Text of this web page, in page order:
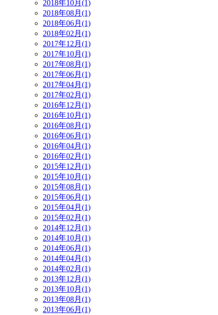
2018年10月(1)
2018年08月(1)
2018年06月(1)
2018年02月(1)
2017年12月(1)
2017年10月(1)
2017年08月(1)
2017年06月(1)
2017年04月(1)
2017年02月(1)
2016年12月(1)
2016年10月(1)
2016年08月(1)
2016年06月(1)
2016年04月(1)
2016年02月(1)
2015年12月(1)
2015年10月(1)
2015年08月(1)
2015年06月(1)
2015年04月(1)
2015年02月(1)
2014年12月(1)
2014年10月(1)
2014年06月(1)
2014年04月(1)
2014年02月(1)
2013年12月(1)
2013年10月(1)
2013年08月(1)
2013年06月(1)